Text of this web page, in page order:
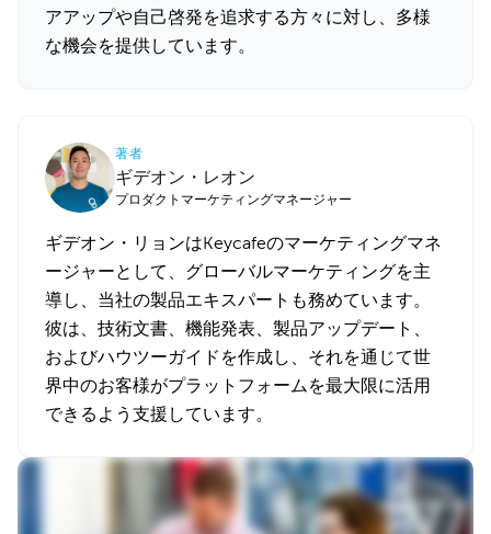
アアップや自己啓発を追求する方々に対し、多様
な機会を提供しています。
著者
ギデオン・レオン
プロダクトマーケティングマネージャー
ギデオン・リョンはKeycafeのマーケティングマネ
ージャーとして、グローバルマーケティングを主
導し、当社の製品エキスパートも務めています。
彼は、技術文書、機能発表、製品アップデート、
およびハウツーガイドを作成し、それを通じて世
界中のお客様がプラットフォームを最大限に活用
できるよう支援しています。